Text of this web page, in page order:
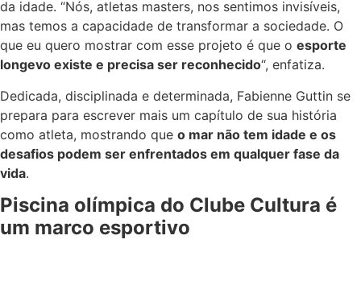
da idade. “Nós, atletas masters, nos sentimos invisíveis,
mas temos a capacidade de transformar a sociedade. O
que eu quero mostrar com esse projeto é que o esporte
longevo existe e precisa ser reconhecido“, enfatiza.
Dedicada, disciplinada e determinada, Fabienne Guttin se
prepara para escrever mais um capítulo de sua história
como atleta, mostrando que o mar não tem idade e os
desafios podem ser enfrentados em qualquer fase da
vida.
Piscina olímpica do Clube Cultura é
um marco esportivo